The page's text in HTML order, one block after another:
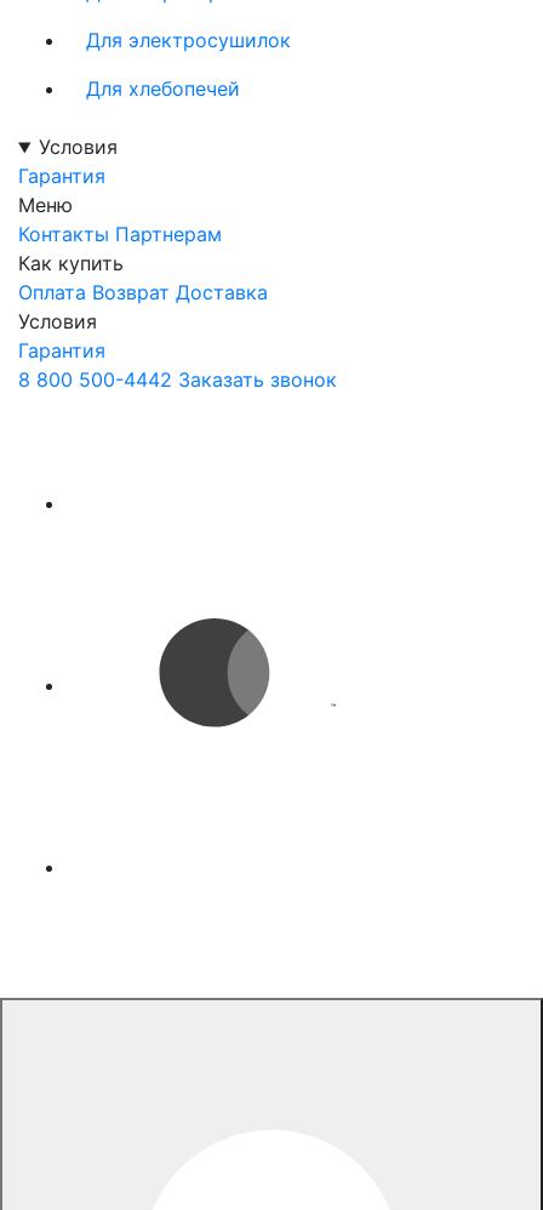
Для электросушилок
Для хлебопечей
Условия
Гарантия
Меню
Контакты Партнерам
Как купить
Оплата Возврат Доставка
Условия
Гарантия
8 800 500-4442 Заказать звонок